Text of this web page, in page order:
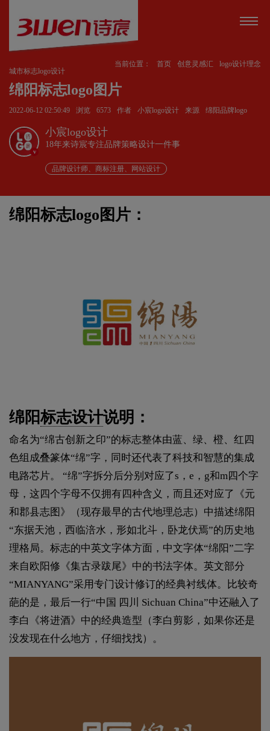
当前位置： 首页 创意灵感汇
logo设计理念
城市标志logo设计
绵阳标志logo图片
2022-06-12 02:50:49 浏览 6573 作者 小宸logo设计 来源 绵阳品牌logo
v
小宸logo设计
18年来诗宸专注品牌策略设计一件事
品牌设计师、商标注册、网站设计
绵阳标志logo图片：
绵阳标志设计说明：
命名为“绵古创新之印”的标志整体由蓝、绿、橙、红四
色组成叠篆体“绵”字，同时还代表了科技和智慧的集成
电路芯片。 “绵”字拆分后分别对应了s，e，g和m四个字
母，这四个字母不仅拥有四种含义，而且还对应了《元
和郡县志图》（现存最早的古代地理总志）中描述绵阳
“东据天池，西临涪水，形如北斗，卧龙伏焉”的历史地
理格局。标志的中英文字体方面，中文字体“绵阳”二字
来自欧阳修《集古录跋尾》中的书法字体。英文部分
“MIANYANG”采用专门设计修订的经典衬线体。比较奇
葩的是，最后一行“中国 四川 Sichuan China”中还融入了
李白《将进酒》中的经典造型（李白剪影，如果你还是
没发现在什么地方，仔细找找）。